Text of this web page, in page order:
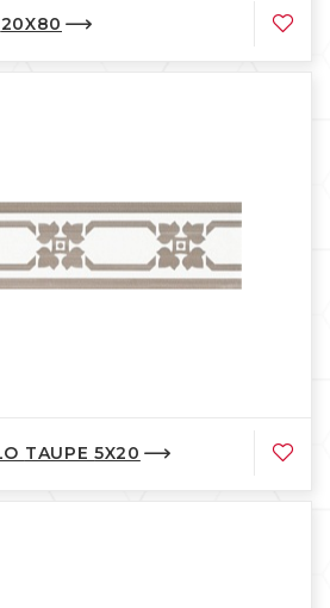
COTTAGE GRIGIO 20X80
COTTAGE LISTELLO TAUPE 5X20